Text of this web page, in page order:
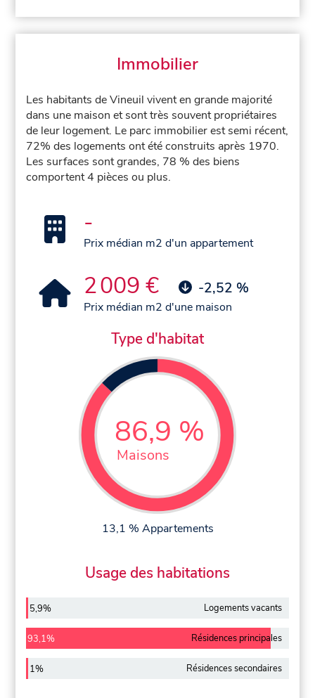
Immobilier
Les habitants de Vineuil vivent en grande majorité
dans une maison et sont très souvent propriétaires
de leur logement. Le parc immobilier est semi récent,
72% des logements ont été construits après 1970.
Les surfaces sont grandes, 78 % des biens
comportent 4 pièces ou plus.
-
Prix médian m2 d'un appartement
2 009 € -2,52 %
Prix médian m2 d'une maison
Type d'habitat
86,9 %
Maisons
13,1 % Appartements
Usage des habitations
5,9% Logements vacants
93,1% Résidences principales
1% Résidences secondaires